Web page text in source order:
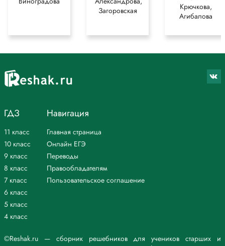
Загоровская
Крючкова,
Агибалова
©Reshak.ru — сборник решебников для учеников старших и
ГДЗ
11 класс
10 класс
9 класс
8 класс
7 класс
6 класс
5 класс
4 класс
Навигация
Главная страница
Онлайн ЕГЭ
Переводы
Правообладателям
Пользовательское соглашение